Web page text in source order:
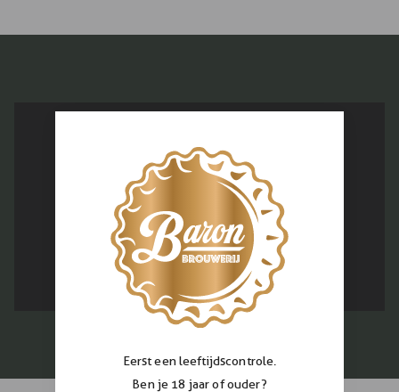
Eerst een leeftijdscontrole.
Ben je 18 jaar of ouder?